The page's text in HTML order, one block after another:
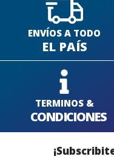
ENVÍOS A TODO
EL PAÍS
TERMINOS &
CONDICIONES